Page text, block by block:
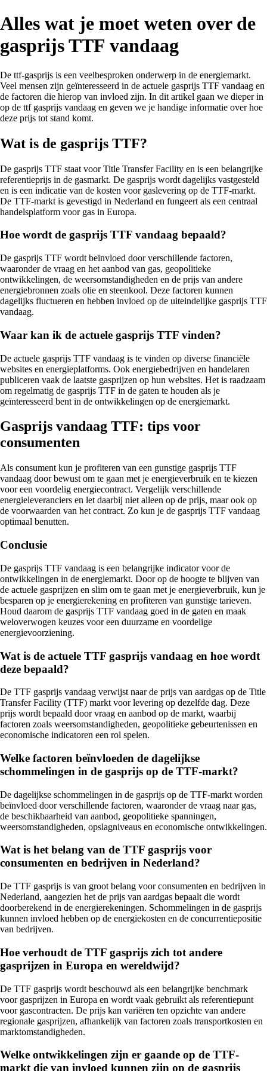
Alles wat je moet weten over de
gasprijs TTF vandaag
De ttf-gasprijs is een veelbesproken onderwerp in de energiemarkt.
Veel mensen zijn geïnteresseerd in de actuele gasprijs TTF vandaag en
de factoren die hierop van invloed zijn. In dit artikel gaan we dieper in
op de ttf gasprijs vandaag en geven we je handige informatie over hoe
deze prijs tot stand komt.
Wat is de gasprijs TTF?
De gasprijs TTF staat voor Title Transfer Facility en is een belangrijke
referentieprijs in de gasmarkt. De gasprijs wordt dagelijks vastgesteld
en is een indicatie van de kosten voor gaslevering op de TTF-markt.
De TTF-markt is gevestigd in Nederland en fungeert als een centraal
handelsplatform voor gas in Europa.
Hoe wordt de gasprijs TTF vandaag bepaald?
De gasprijs TTF wordt beïnvloed door verschillende factoren,
waaronder de vraag en het aanbod van gas, geopolitieke
ontwikkelingen, de weersomstandigheden en de prijs van andere
energiebronnen zoals olie en steenkool. Deze factoren kunnen
dagelijks fluctueren en hebben invloed op de uiteindelijke gasprijs TTF
vandaag.
Waar kan ik de actuele gasprijs TTF vinden?
De actuele gasprijs TTF vandaag is te vinden op diverse financiële
websites en energieplatforms. Ook energiebedrijven en handelaren
publiceren vaak de laatste gasprijzen op hun websites. Het is raadzaam
om regelmatig de gasprijs TTF in de gaten te houden als je
geïnteresseerd bent in de ontwikkelingen op de energiemarkt.
Gasprijs vandaag TTF: tips voor
consumenten
Als consument kun je profiteren van een gunstige gasprijs TTF
vandaag door bewust om te gaan met je energieverbruik en te kiezen
voor een voordelig energiecontract. Vergelijk verschillende
energieleveranciers en let daarbij niet alleen op de prijs, maar ook op
de voorwaarden van het contract. Zo kun je de gasprijs TTF vandaag
optimaal benutten.
Conclusie
De gasprijs TTF vandaag is een belangrijke indicator voor de
ontwikkelingen in de energiemarkt. Door op de hoogte te blijven van
de actuele gasprijzen en slim om te gaan met je energieverbruik, kun je
besparen op je energierekening en profiteren van gunstige tarieven.
Houd daarom de gasprijs TTF vandaag goed in de gaten en maak
weloverwogen keuzes voor een duurzame en voordelige
energievoorziening.
Wat is de actuele TTF gasprijs vandaag en hoe wordt
deze bepaald?
De TTF gasprijs vandaag verwijst naar de prijs van aardgas op de Title
Transfer Facility (TTF) markt voor levering op dezelfde dag. Deze
prijs wordt bepaald door vraag en aanbod op de markt, waarbij
factoren zoals weersomstandigheden, geopolitieke gebeurtenissen en
economische indicatoren een rol spelen.
Welke factoren beïnvloeden de dagelijkse
schommelingen in de gasprijs op de TTF-markt?
De dagelijkse schommelingen in de gasprijs op de TTF-markt worden
beïnvloed door verschillende factoren, waaronder de vraag naar gas,
de beschikbaarheid van aanbod, geopolitieke spanningen,
weersomstandigheden, opslagniveaus en economische ontwikkelingen.
Wat is het belang van de TTF gasprijs voor
consumenten en bedrijven in Nederland?
De TTF gasprijs is van groot belang voor consumenten en bedrijven in
Nederland, aangezien het de prijs van aardgas bepaalt die wordt
doorberekend in de energierekeningen. Schommelingen in de gasprijs
kunnen invloed hebben op de energiekosten en de concurrentiepositie
van bedrijven.
Hoe verhoudt de TTF gasprijs zich tot andere
gasprijzen in Europa en wereldwijd?
De TTF gasprijs wordt beschouwd als een belangrijke benchmark
voor gasprijzen in Europa en wordt vaak gebruikt als referentiepunt
voor gascontracten. De prijs kan variëren ten opzichte van andere
regionale gasprijzen, afhankelijk van factoren zoals transportkosten en
marktomstandigheden.
Welke ontwikkelingen zijn er gaande op de TTF-
markt die van invloed kunnen zijn op de gasprijs